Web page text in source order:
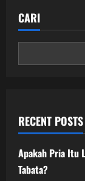
CARI
RECENT POSTS
Apakah Pria Itu
Tabata?